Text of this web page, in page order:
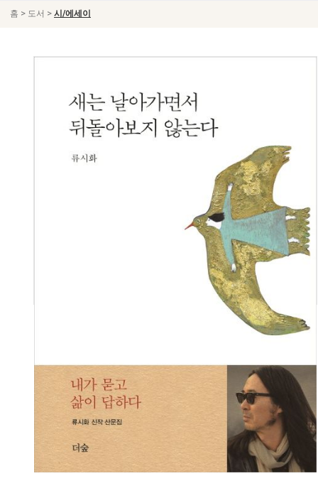
홈 > 도서 > 시/에세이